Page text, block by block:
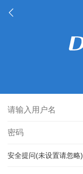
安全提问(未设置请忽略)